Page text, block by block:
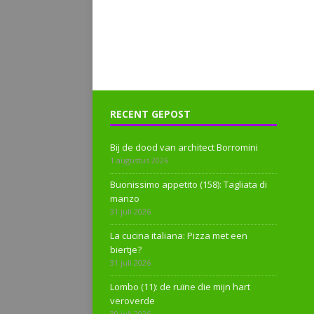
RECENT GEPOST
Bij de dood van architect Borromini
1 augustus 2026
Buonissimo appetito (158): Tagliata di
manzo
31 juli 2026
La cucina italiana: Pizza met een
biertje?
31 juli 2026
Lombo (11): de ruïne die mijn hart
veroverde